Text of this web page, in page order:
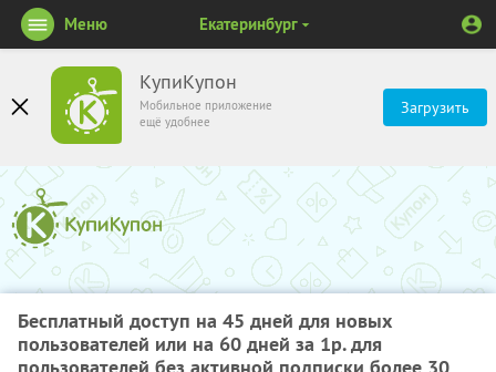
КупиКупон
Мобильное приложение
ещё удобнее
Загрузить
Меню Екатеринбург
Бесплатный доступ на 45 дней для новых
пользователей или на 60 дней за 1р. для